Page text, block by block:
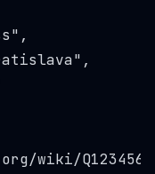
wiki/